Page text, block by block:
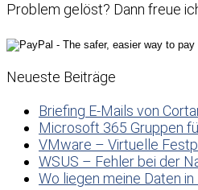
Problem gelöst? Dann freue
Neueste Beiträge
Briefing E-Mails von
Microsoft 365 Gruppen
VMware – Virtuelle
WSUS – Fehler bei der
Wo liegen meine Daten